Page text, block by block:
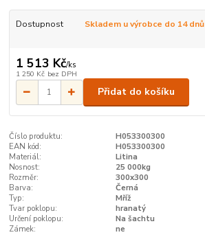
Dostupnost Skladem u výrobce do 14 dnů
1 513 Kč/ks
1 250 Kč bez DPH
Přidat do košíku
Číslo produktu:
H053300300
EAN kód:
H053300300
Materiál:
Litina
Nosnost:
25 000kg
Rozměr:
300x300
Barva:
Černá
Typ:
Mříž
Tvar poklopu:
hranatý
Určení poklopu:
Na šachtu
Zámek:
ne